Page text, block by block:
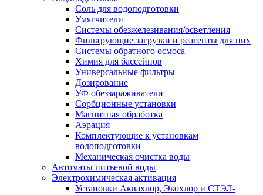
Соль для водоподготовки
Умягчители
Системы обезжелезивания/осветления
Фильтрующие загрузки и реагенты для них
Системы обратного осмоса
Химия для бассейнов
Универсальные фильтры
Дозирование
УФ обеззараживатели
Сорбционные установки
Магнитная обработка
Аэрация
Комплектующие к установкам
водоподготовки
Механическая очистка воды
Автоматы питьевой воды
Электрохимическая активация
Установки Аквахлор, Экохлор и СТЭЛ-